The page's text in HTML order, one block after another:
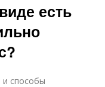
есть
и способы